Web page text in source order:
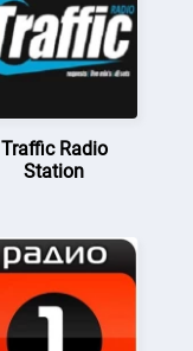
Traffic Radio
Station